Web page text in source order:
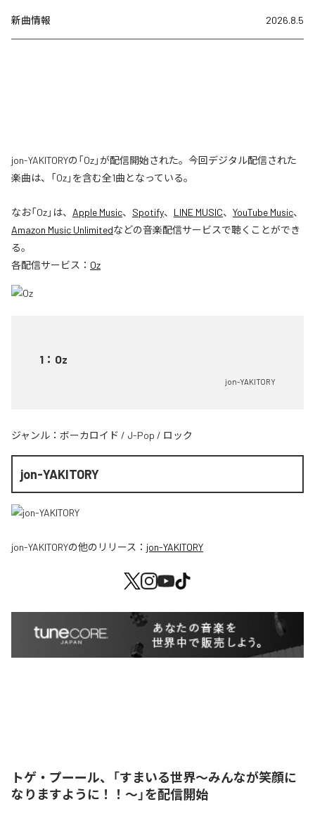
新曲情報 2026.8.5
jon-YAKITORYの「Oz」が配信開始された。今回デジタル配信された
楽曲は、「Oz」を含む全1曲となっている。
なお「Oz」は、 Apple Music、 Spotify、 LINE MUSIC、 YouTube Music、
Amazon Music Unlimitedなどの音楽配信サービスで聴くことができ
る。
各配信サービス： Oz
1 ： Oz
jon-YAKITORY
ジャンル： ボーカロイド / J-Pop / ロック
jon-YAKITORY
jon-YAKITORYの他のリリース： jon-YAKITORY
トゲ・プーール、「すまいる世界〜みんなが笑顔に
なりますように！！〜」を配信開始